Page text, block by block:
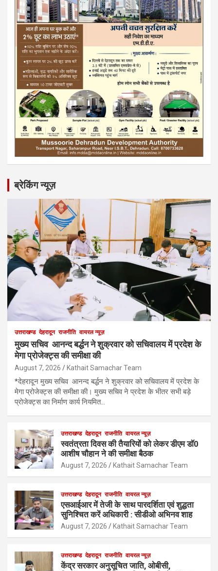
ब्रेकिंग न्यूज़
उत्तराखण्ड देहरादून राजनीति वायरल न्यूज़
मुख्य सचिव आनन्द बर्द्धन ने शुक्रवार को सचिवालय में प्रदेश के
मेगा प्रोजेक्ट्स की समीक्षा की
August 7, 2026 Kathait Samachar Team
*देहरादून मुख्य सचिव आनन्द बर्द्धन ने शुक्रवार को सचिवालय में प्रदेश के
मेगा प्रोजेक्ट्स की समीक्षा की। मुख्य सचिव ने प्रदेश के भीतर सभी बड़े
प्रोजेक्ट्स का निर्माण कार्य नियमित…
उत्तराखण्ड देहरादून राजनीति वायरल न्यूज़
स्वतंत्रता दिवस की तैयारियों को लेकर डीएम डॉ0
आशीष चौहान ने की समीक्षा बैठक
August 7, 2026 Kathait Samachar Team
उत्तराखण्ड देहरादून राजनीति वायरल न्यूज़
एसआईआर में तेजी के साथ पारदर्शिता एवं शुद्धता
सुनिश्चित करें अधिकारी : सीडीओ अभिनव शाह
August 7, 2026 Kathait Samachar Team
उत्तराखण्ड देहरादून राजनीति वायरल न्यूज़
केंद्र सरकार अनुसूचित जाति, ओबीसी,